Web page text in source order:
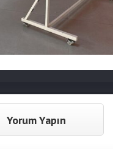
Yorum Yapın